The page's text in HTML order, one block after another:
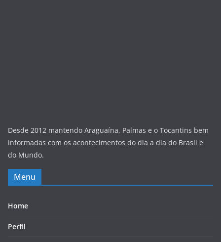
Desde 2012 mantendo Araguaína, Palmas e o Tocantins bem
informadas com os acontecimentos do dia a dia do Brasil e
do Mundo.
Menu
Home
Perfil